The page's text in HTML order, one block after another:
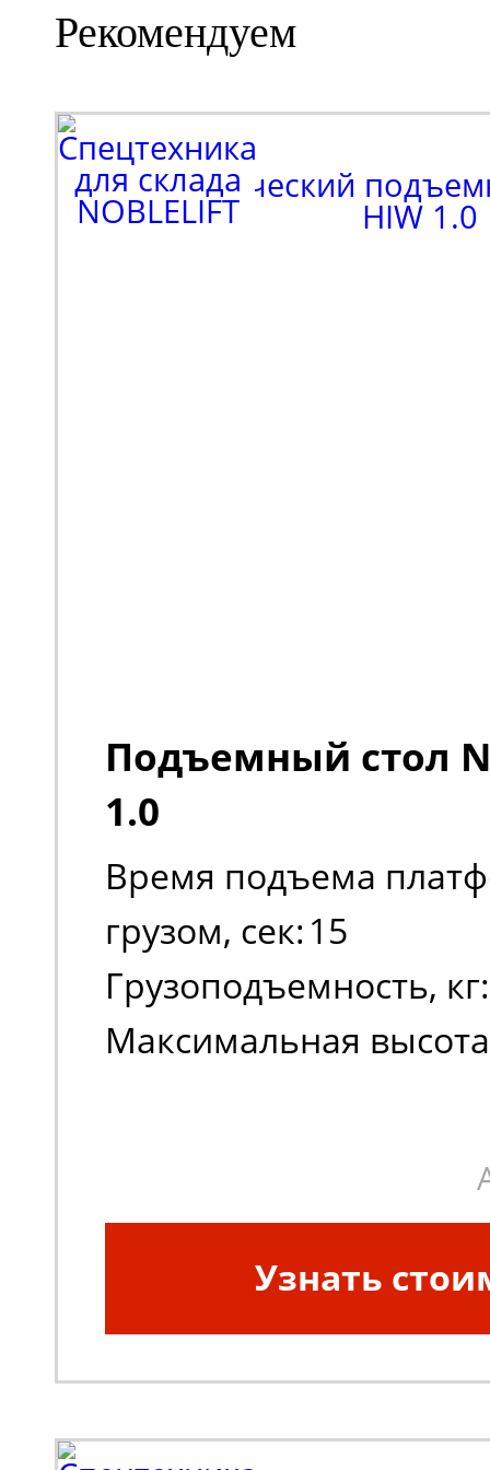
Рекомендуем
Подъемный стол
1.0
Время подъема
грузом, сек: 15
Грузоподъемность, кг:
Максимальная высота
Узнать